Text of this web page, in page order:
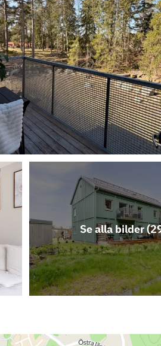
Se alla bilder (